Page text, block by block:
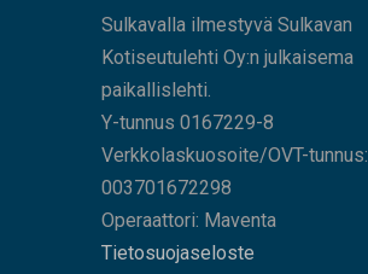
Sulkavalla ilmestyvä Sulkavan
Kotiseutulehti Oy:n julkaisema
paikallislehti.
Y-tunnus 0167229-8
Verkkolaskuosoite/OVT-tunnus:
003701672298
Operaattori: Maventa
Tietosuojaseloste